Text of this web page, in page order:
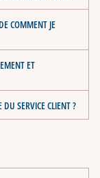
COMMENT JE
ET
SERVICE CLIENT ?